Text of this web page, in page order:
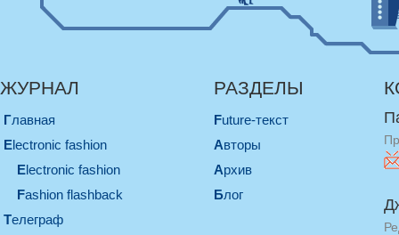
ЖУРНАЛ
Главная
electronic fashion
electronic fashion
Fashion flashback
телеграф
РАЗДЕЛЫ
Future-текст
Авторы
Архив
Блог